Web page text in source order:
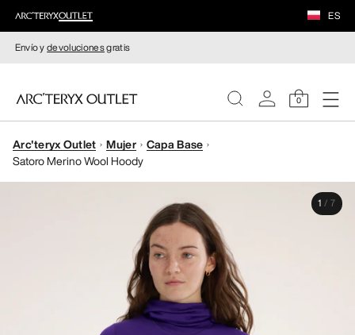
ES
Envío ydevolucionesgratis
0
MUJERE
Arc'teryx Outlet Mujer
Capa Base
Satoro Merino Wool Hoody
1 / 7